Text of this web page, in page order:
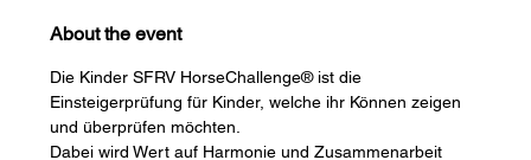
About the event
Die Kinder SFRV HorseChallenge® ist die
Einsteigerprüfung für Kinder, welche ihr Können zeigen
und überprüfen möchten.
Dabei wird Wert auf Harmonie und Zusammenarbeit